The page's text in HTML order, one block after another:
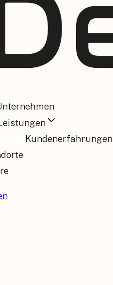
Kundenerfahrungen